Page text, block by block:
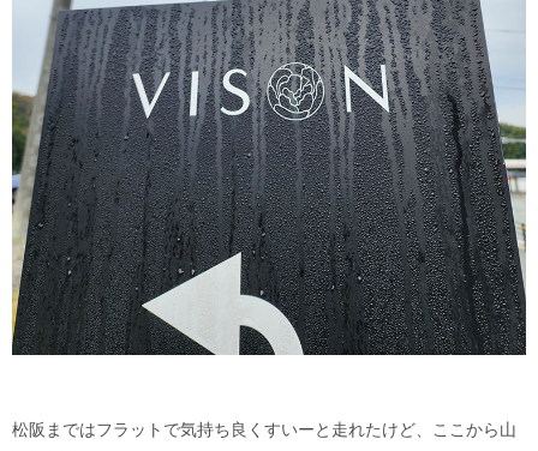
松阪まではフラットで気持ち良くすいーと走れたけど、ここから山